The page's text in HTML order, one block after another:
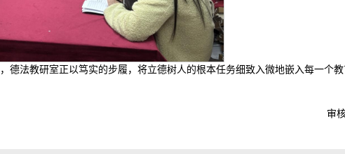
德法教研室正以笃实的步履，将立德树人的根本任务细致入微地嵌入每一个
审